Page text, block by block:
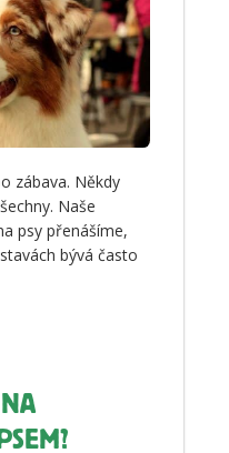
zábava. Někdy
Naše
psy přenášíme,
bývá často